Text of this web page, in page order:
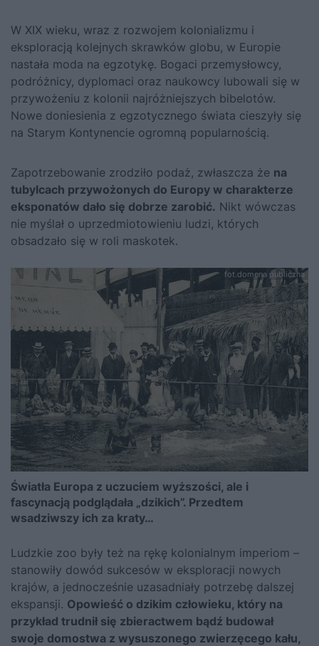
W XIX wieku, wraz z rozwojem kolonializmu i
eksploracją kolejnych skrawków globu, w Europie
nastała moda na egzotykę. Bogaci przemysłowcy,
podróżnicy, dyplomaci oraz naukowcy lubowali się w
przywożeniu z kolonii najróżniejszych bibelotów.
Nowe doniesienia z egzotycznego świata cieszyły się
na Starym Kontynencie ogromną popularnością.
Zapotrzebowanie zrodziło podaż, zwłaszcza że na
tubylcach przywożonych do Europy w charakterze
eksponatów dało się dobrze zarobić. Nikt wówczas
nie myślał o uprzedmiotowieniu ludzi, których
obsadzało się w roli maskotek.
fot.domena publiczna
Światła Europa z uczuciem wyższości, ale i
fascynacją podglądała „dzikich”. Przedtem
wsadziwszy ich za kraty…
Ludzkie zoo były też na rękę kolonialnym imperiom –
stanowiły dowód sukcesów w eksploracji nowych
krajów, a jednocześnie uzasadniały potrzebę dalszej
ekspansji. Opowieść o dzikim człowieku, który na
przykład trudnił się zbieractwem bądź budował
swoje domostwa z wysuszonego zwierzęcego kału,